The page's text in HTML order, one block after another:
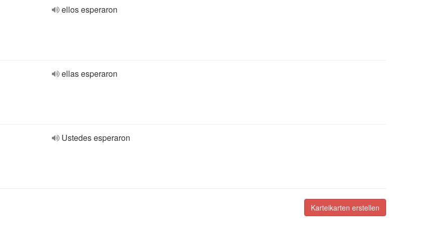
ellos esperaron
ellas esperaron
Ustedes esperaron
Karteikarten erstellen